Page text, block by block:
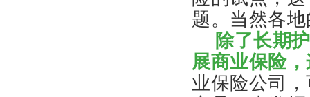
题。当然各
除了长期
展商业保险
业保险公司